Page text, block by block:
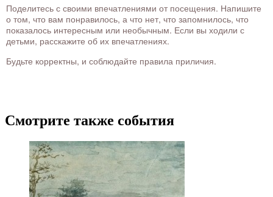
Поделитесь с своими впечатлениями от посещения. Напишите
о том, что вам понравилось, а что нет, что запомнилось, что
показалось интересным или необычным. Если вы ходили с
детьми, расскажите об их впечатлениях.
Будьте корректны, и соблюдайте правила приличия.
Смотрите также события